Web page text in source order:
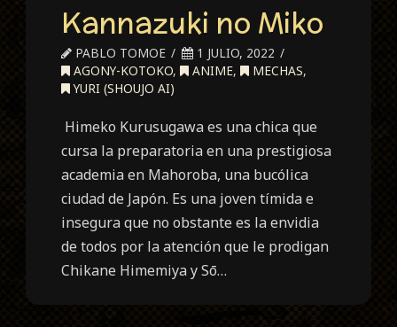
Kannazuki no Miko
PABLO TOMOE
1 JULIO, 2022
AGONY-KOTOKO, ANIME, MECHAS,
YURI (SHOUJO AI)
Himeko Kurusugawa es una chica que
cursa la preparatoria en una prestigiosa
academia en Mahoroba, una bucólica
ciudad de Japón. Es una joven tímida e
insegura que no obstante es la envidia
de todos por la atención que le prodigan
Chikane Himemiya y Sō…